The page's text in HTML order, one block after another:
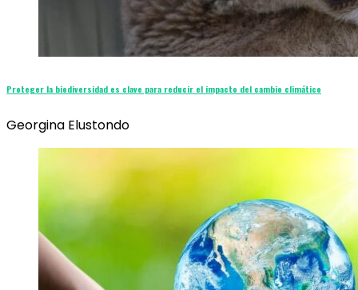
Proteger la biodiversidad es clave para reducir el impacto del cambio climático
Georgina Elustondo